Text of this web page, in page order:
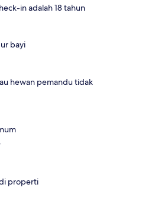
in adalah 18 tahun
bayi
hewan pemandu tidak
properti